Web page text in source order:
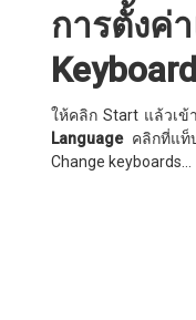
การตั้งค่
Keyboard
ให้คลิก Start แล้วเข้
Language คลิกที่แท็
Change keyboards…